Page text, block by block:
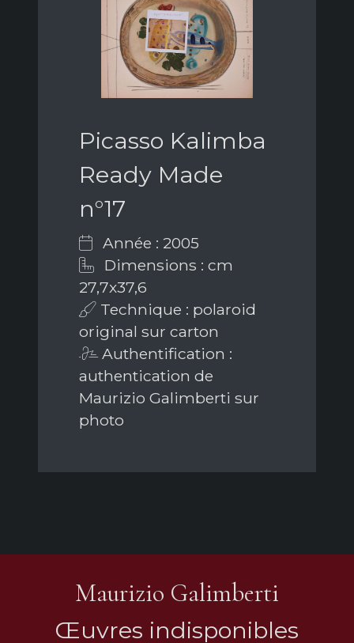
Picasso Kalimba
Ready Made
n°17
Année : 2005
Dimensions : cm
27,7x37,6
Technique : polaroid
original sur carton
Authentification :
authentication de
Maurizio Galimberti sur
photo
Maurizio Galimberti
Œuvres indisponibles